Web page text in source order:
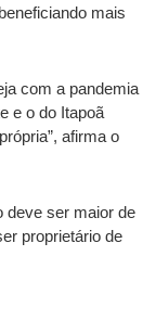
mais
com a pandemia
e o do Itapoã
afirma o
deve ser maior de
proprietário de